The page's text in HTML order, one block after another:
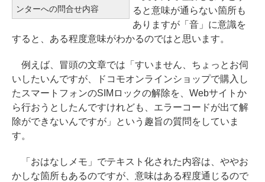
ンターへの問合せ内容
ると意味が通らない箇所も
ありますが「音」に意識を
すると、ある程度意味がわかるのではと思います。
例えば、冒頭の文章では「すいません、ちょっとお伺
いしたいんですが、ドコモオンラインショップで購入し
たスマートフォンのSIMロックの解除を、Webサイトか
ら行おうとしたんですけれども、エラーコードが出て解
除ができないんですが」という趣旨の質問をしていま
す。
「おはなしメモ」でテキスト化された内容は、ややお
かしな箇所もあるのですが、意味はある程度通じるので